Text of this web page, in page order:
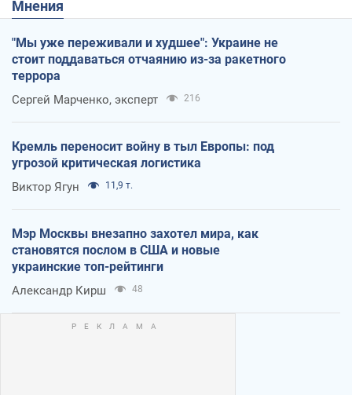
Мнения
"Мы уже переживали и худшее": Украине не
стоит поддаваться отчаянию из-за ракетного
террора
Сергей Марченко, эксперт 216
Кремль переносит войну в тыл Европы: под
угрозой критическая логистика
Виктор Ягун 11,9 т.
Мэр Москвы внезапно захотел мира, как
становятся послом в США и новые
украинские топ-рейтинги
Александр Кирш 48